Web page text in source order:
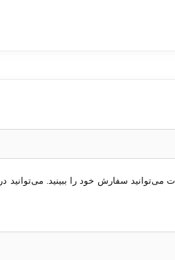
سفارش خود را ببینید. می‌توانید